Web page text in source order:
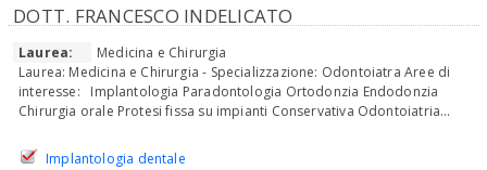
DOTT. FRANCESCO INDELICATO
Laurea:
Medicina e Chirurgia
Laurea: Medicina e Chirurgia - Specializzazione: Odontoiatra Aree di
interesse: Implantologia Paradontologia Ortodonzia Endodonzia
Chirurgia orale Protesi fissa su impianti Conservativa Odontoiatria...
Implantologia dentale